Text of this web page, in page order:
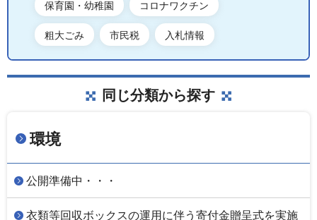
保育園・幼稚園 コロナワクチン
粗大ごみ 市民税 入札情報
同じ分類から探す
環境
公開準備中・・・
衣類等回収ボックスの運用に伴う寄付金贈呈式を実施